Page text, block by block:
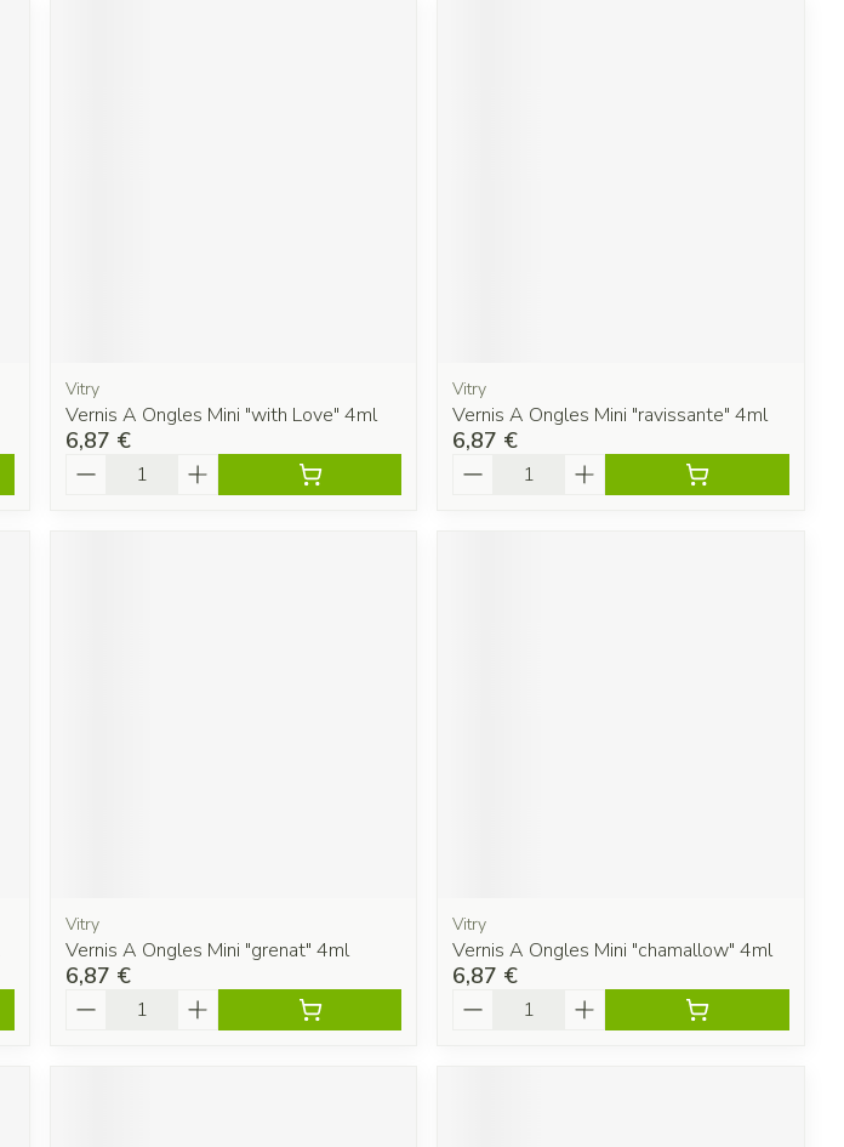
Vitry
Vernis A Ongles Mini "with Love" 4ml
6,87 €
Quantité
Vitry
Vernis A Ongles Mini "ravissante" 4ml
6,87 €
Quantité
Vitry
Vernis A Ongles Mini "grenat" 4ml
6,87 €
Quantité
Vitry
Vernis A Ongles Mini "chamallow" 4ml
6,87 €
Quantité